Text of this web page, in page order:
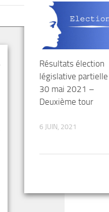
Résultats élection
législative
30 mai 2021 –
Deuxième tour
6 JUIN, 2021